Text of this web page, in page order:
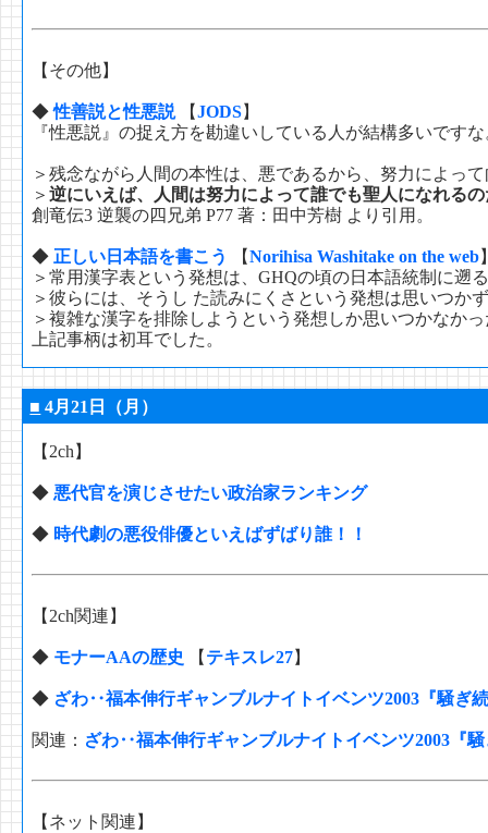
【その他】
◆性善説と性悪説【JODS】
『性悪説』の捉え方を勘違いしている人が結構多いです
＞残念ながら人間の本性は、悪であるから、努力によっ
＞ 逆にいえば、人間は努力によって誰でも聖人になれる
創竜伝3 逆襲の四兄弟 P77 著：田中芳樹 より引用。
◆ 正しい日本語を書こう 【Norihisa Washitake on the web
＞常用漢字表という発想は、GHQの頃の日本語統制に遡
＞彼らには、そうし た読みにくさという発想は思いつか
＞複雑な漢字を排除しようという発想しか思いつかなか
上記事柄は初耳でした。
■ 4月21日（月）
【2ch】
◆ 悪代官を演じさせたい政治家ランキング
◆ 時代劇の悪役俳優といえばずばり誰！！
【2ch関連】
◆ モナーAAの歴史 【 テキスレ27】
◆ ざわ‥福本伸行ギャンブルナイトイベンツ2003『騒
関連： ざわ‥福本伸行ギャンブルナイトイベンツ2003
【ネット関連】